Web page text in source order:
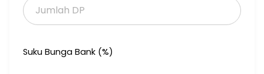
Dekat Hotel Aston
Dekat Sekolah Al Azhar
Suku Bunga Bank (%)